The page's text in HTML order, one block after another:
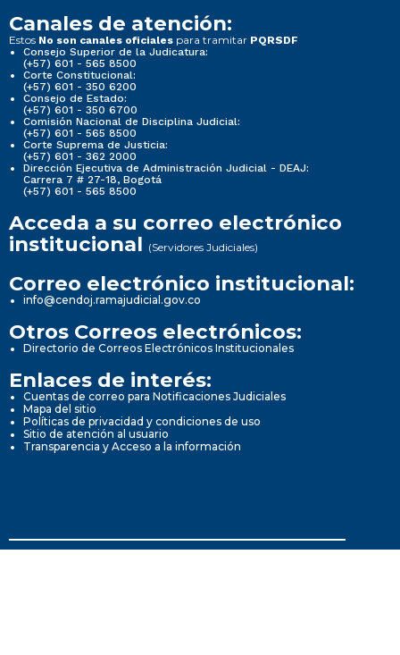
Canales de atención:
Estos No son canales oficiales para tramitar PQRSDF
Consejo Superior de la Judicatura:
(+57) 601 - 565 8500
Corte Constitucional:
(+57) 601 - 350 6200
Consejo de Estado:
(+57) 601 - 350 6700
Comisión Nacional de Disciplina Judicial:
(+57) 601 - 565 8500
Corte Suprema de Justicia:
(+57) 601 - 362 2000
Dirección Ejecutiva de Administración Judicial - DEAJ:
Carrera 7 # 27-18, Bogotá
(+57) 601 - 565 8500
Acceda a su correo electrónico
institucional (Servidores Judiciales)
Correo electrónico institucional:
info@cendoj.ramajudicial.gov.co
Otros Correos electrónicos:
Directorio de Correos Electrónicos Institucionales
Enlaces de interés:
Cuentas de correo para Notificaciones Judiciales
Mapa del sitio
Políticas de privacidad y condiciones de uso
Sitio de atención al usuario
Transparencia y Acceso a la información